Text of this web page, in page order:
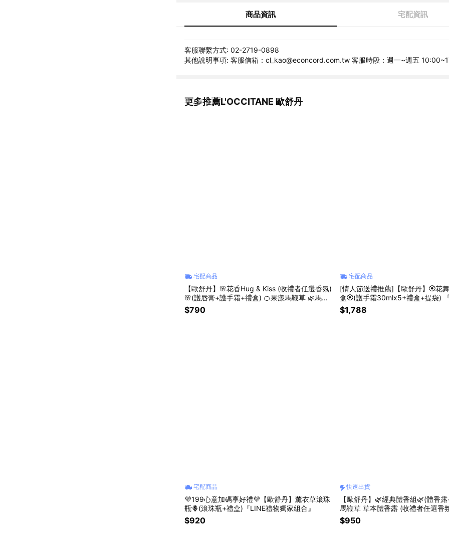
商品資訊 宅配資訊
客服聯繫方式: 02-2719-0898
其他說明事項: 客服信箱：cl_kao@econcord.com.tw 客服時段：週一~週五
更多推薦L'OCCITANE 歐舒丹
看更多
宅配商品
【歐舒丹】🌸花香Hug & Kiss (收禮者任選香氛)
🌸(護唇膏+護手霜+禮盒) 🍊果漾馬鞭草 🌿馬鞭
草 🪻薰衣草 改版新獻『LINE禮物獨家組合』
$790
宅配商品
[情人節送禮推薦]【歐舒丹】🏵️花
盒🏵️(護手霜30mlx5+禮盒+提袋)
家組合』
$1,788
宅配商品
💜199心意加碼享好禮💜【歐舒丹】薰衣草滾珠
瓶🪻(滾珠瓶+禮盒)『LINE禮物獨家組合』
$920
快速出貨
【歐舒丹】🌿經典體香組🌿(體香
馬鞭草 草本體香露 (收禮者任選香
$950